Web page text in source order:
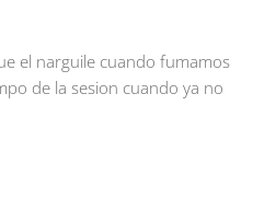
el narguile cuando fumamos
de la sesion cuando ya no